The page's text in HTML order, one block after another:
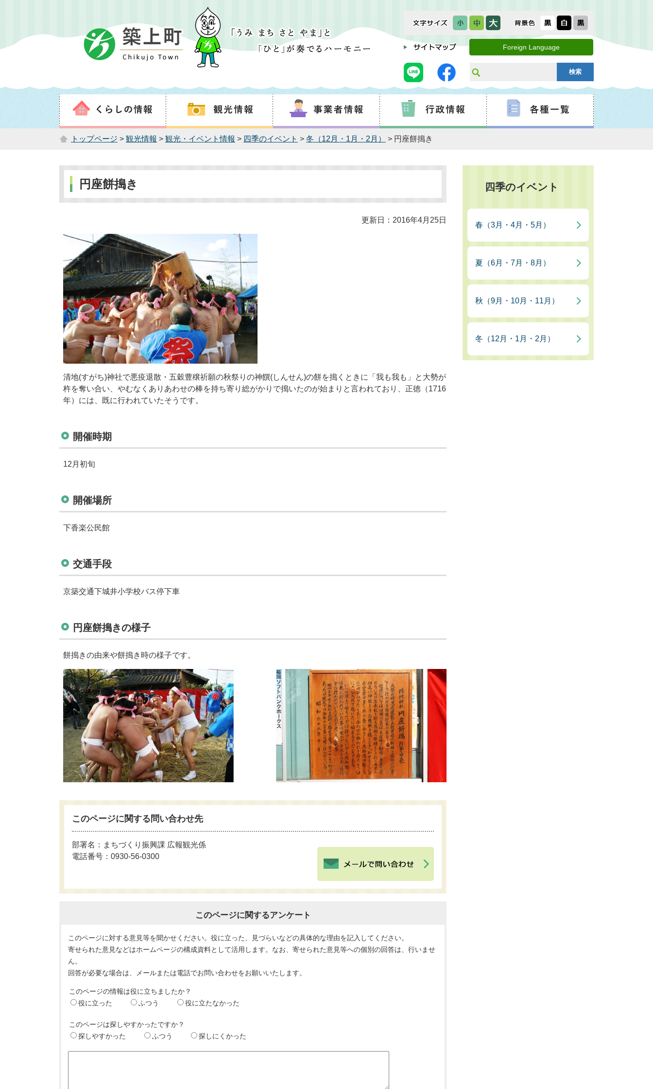
Foreign Language
トップページ > 観光情報 > 観光・イベント情報 > 四季のイベント > 冬（12月・1月・2月） > 円座餅搗き
円座餅搗き
更新日：2016年4月25日
清地(すがち)神社で悪疫退散・五穀豊穣祈願の秋祭りの神饌(しんせん)の餅を搗くときに「我も我も」と大勢が
杵を奪い合い、やむなくありあわせの棒を持ち寄り総がかりで搗いたのが始まりと言われており、正徳（1716
年）には、既に行われていたそうです。
開催時期
12月初旬
開催場所
下香楽公民館
交通手段
京築交通下城井小学校バス停下車
円座餅搗きの様子
餅搗きの由来や餅搗き時の様子です。
このページに関する問い合わせ先
部署名：まちづくり振興課 広報観光係
電話番号：0930-56-0300
このページに関するアンケート
このページに対する意見等を聞かせください。役に立った、見づらいなどの具体的な理由を記入してください。
寄せられた意見などはホームページの構成資料として活用します。なお、寄せられた意見等への個別の回答は、行いませ
ん。
回答が必要な場合は、メールまたは電話でお問い合わせをお願いいたします。
このページの情報は役に立ちましたか？
役に立った
ふつう 役に立たなかった
このページは探しやすかったですか？
探しやすかった
ふつう 探しにくかった
四季のイベント
春（3月・4月・5月）
夏（6月・7月・8月）
秋（9月・10月・11月）
冬（12月・1月・2月）